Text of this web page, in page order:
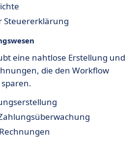
Steuererklärung
eine nahtlose Erstellung und
die den Workflow